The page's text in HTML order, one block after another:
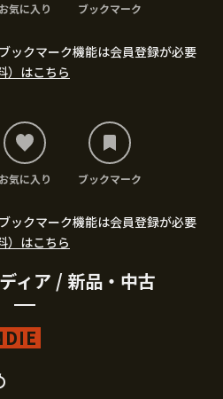
お気に入り ブックマーク
ックマーク機能は会員登録が必要
）はこちら
お気に入り ブックマーク
ックマーク機能は会員登録が必要
）はこちら
ィア / 新品・中古